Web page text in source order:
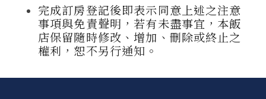
完成訂房登記後即表示同意上述之注意
事項與免責聲明，若有未盡事宜，本飯
店保留隨時修改、增加、刪除或終止之
權利，恕不另行通知。